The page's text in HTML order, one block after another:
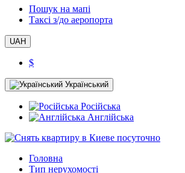
Пошук на мапі
Таксi з/до аеропорта
UAH
$
Український
Російська
Англійська
Головна
Тип нерухомості